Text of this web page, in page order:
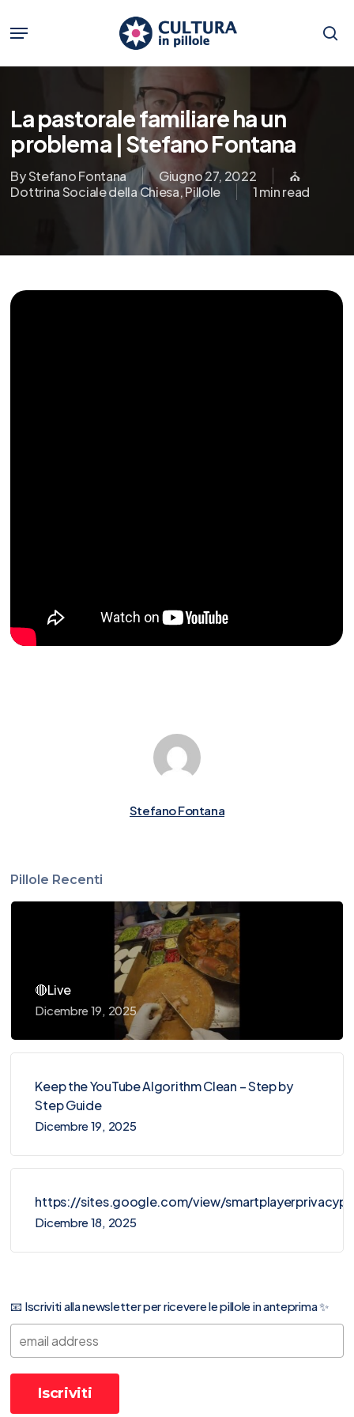
main
content
Menu
La pastorale familiare ha un
problema | Stefano Fontana
ByStefano Fontana Giugno 27, 2022
⛪️
Dottrina Sociale della Chiesa,Pillole 1 min read
Stefano Fontana
Pillole Recenti
🔴Live
Dicembre 19, 2025
Keep the YouTube Algorithm Clean – Step by
Step Guide
Dicembre 19, 2025
https://sites.google.com/view/
Dicembre 18, 2025
📧 Iscriviti alla newsletter per ricevere le pillole in anteprima ✨